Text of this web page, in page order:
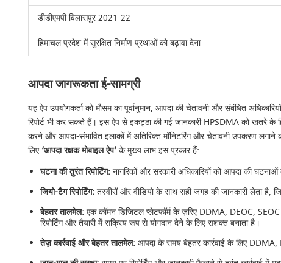
डीडीएमपी बिलासपुर 2021-22
हिमाचल प्रदेश में सुरक्षित निर्माण प्रथाओं को बढ़ावा देना
आपदा जागरूकता ई-सामग्री
यह ऐप उपयोगकर्ता को मौसम का पूर्वानुमान, आपदा की चेतावनी और संबंधित
रिपोर्ट भी कर सकते हैं। इस ऐप से इकट्ठा की गई जानकारी HPSDMA को खतरे के
करने और आपदा-संभावित इलाकों में अतिरिक्त मॉनिटरिंग और चेतावनी उपकरण
लिए‘आपदा रक्षकमोबाइल ऐप’के मुख्य लाभ इस प्रकार हैं:
घटना की तुरंत रिपोर्टिंग:नागरिकों और सरकारी अधिकारियों को आपदा की
जियो-टैग रिपोर्टिंग:तस्वीरों और वीडियो के साथ सही जगह की जानकारी लेता
बेहतर तालमेल:एक कॉमन डिजिटल प्लेटफॉर्म के ज़रिए DDMA, DEOC, SEOC
रिपोर्टिंग और तैयारी में सक्रिय रूप से योगदान देने के लिए सशक्त बनाता है।
तेज़ कार्रवाई और बेहतर तालमेल:आपदा के समय बेहतर कार्रवाई के लिए